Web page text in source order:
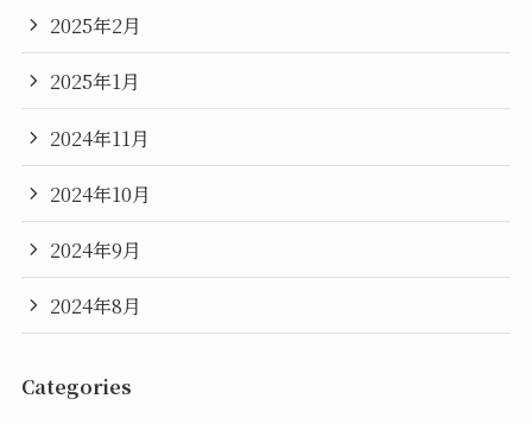
2025年2月
2025年1月
2024年11月
2024年10月
2024年9月
2024年8月
Categories